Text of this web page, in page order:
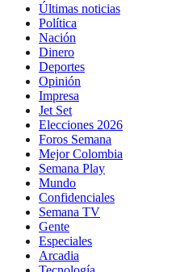
Últimas noticias
Política
Nación
Dinero
Deportes
Opinión
Impresa
Jet Set
Elecciones 2026
Foros Semana
Mejor Colombia
Semana Play
Mundo
Confidenciales
Semana TV
Gente
Especiales
Arcadia